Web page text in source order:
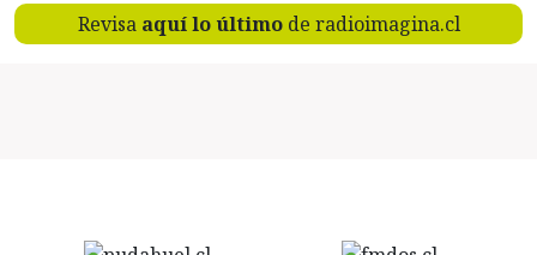
Revisa aquí lo últimode radioimagina.cl